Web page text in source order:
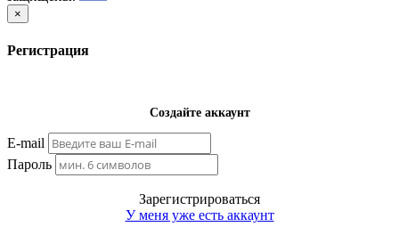
×
Регистрация
Создайте аккаунт
E-mail
Пароль
Зарегистрироваться
У меня уже есть аккаунт